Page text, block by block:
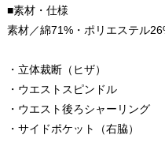
■素材・仕様
素材／綿71%・ポリエステル
・立体裁断（ヒザ）
・ウエストスピンドル
・ウエスト後ろシャーリング
・サイドポケット（右脇）